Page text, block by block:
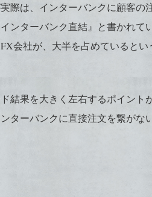
際は、インターバンクに顧客
ンターバンク直結』と書かれ
会社が、大半を占めていると
結果を大きく左右するポイン
ターバンクに直接注文を繋が